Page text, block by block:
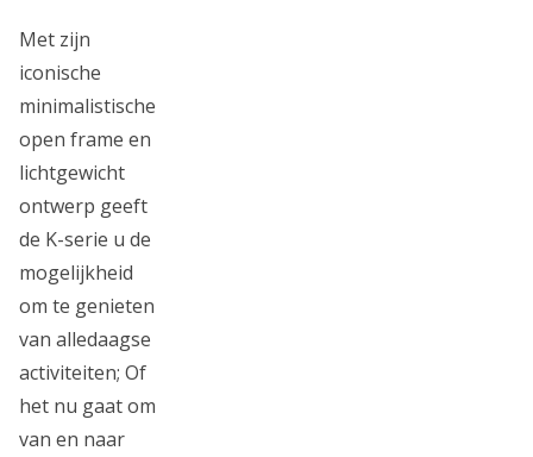
Met zijn
iconische
minimalistische
open frame en
lichtgewicht
ontwerp geeft
de K-serie u de
mogelijkheid
om te genieten
van alledaagse
activiteiten; Of
het nu gaat om
van en naar